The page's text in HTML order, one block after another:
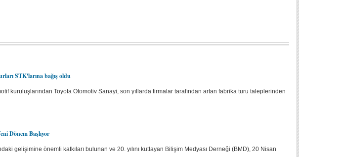
STK'larına bağış oldu
kuruluşlarından Toyota Otomotiv Sanayi, son yıllarda firmalar tarafından artan fabrika turu taleplerinden
Dönem Başlıyor
gelişimine önemli katkıları bulunan ve 20. yılını kutlayan Bilişim Medyası Derneği (BMD), 20 Nisan